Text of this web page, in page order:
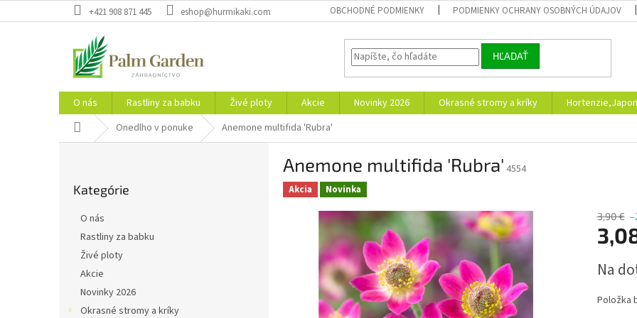
na
+421 908 871 445 eshop@hurmikaki.com OBCHODNÉ PODMIENKY PODMIENKY OCHRANY OSOBNÝCH ÚDAJOV
HĽADAŤ
O nás Rastliny za babku Živé ploty Akcie Novinky 2026 Okrasné stromy a kríky
Domov Onedlho v ponuke Anemone multifida 'Rubra'
kategórie
Kategórie
O nás
Rastliny za babku
Živé ploty
Akcie
Novinky 2026
Okrasné stromy a kríky
Anemone multifida 'Rubra' 4554
Akcia Novinka
3,90 €
cena:
Na
Položka